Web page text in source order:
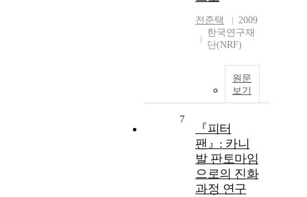
전준택
2009
한국연구재
단(NRF)
원문
보기
7
『피터
팬』: 카니
발 판토마임
으로의 진화
과정 연구